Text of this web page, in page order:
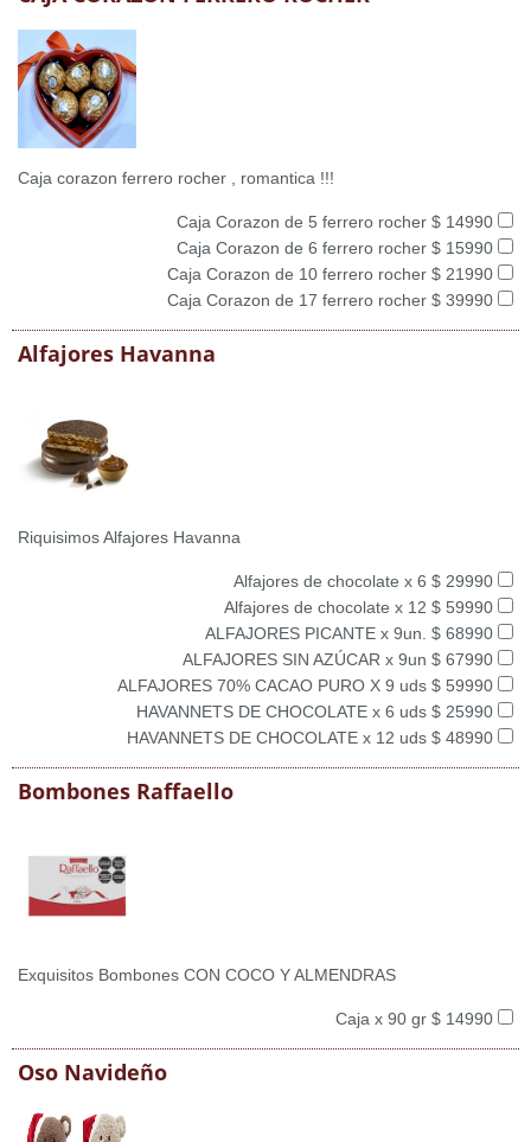
Caja corazon ferrero rocher , romantica !!!
Caja Corazon de 5 ferrero rocher $ 14990
Caja Corazon de 6 ferrero rocher $ 15990
Caja Corazon de 10 ferrero rocher $ 21990
Caja Corazon de 17 ferrero rocher $ 39990
Alfajores Havanna
Riquisimos Alfajores Havanna
Alfajores de chocolate x 6 $ 29990
Alfajores de chocolate x 12 $ 59990
ALFAJORES PICANTE x 9un. $ 68990
ALFAJORES SIN AZÚCAR x 9un $ 67990
ALFAJORES 70% CACAO PURO X 9 uds $ 59990
HAVANNETS DE CHOCOLATE x 6 uds $ 25990
HAVANNETS DE CHOCOLATE x 12 uds $ 48990
Bombones Raffaello
Exquisitos Bombones CON COCO Y ALMENDRAS
Caja x 90 gr $ 14990
Oso Navideño